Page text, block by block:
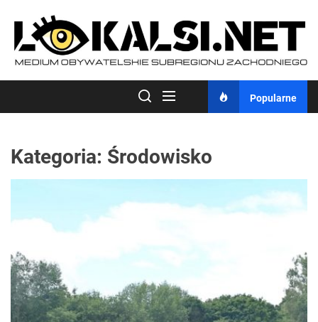
content
Popularne
Kategoria: Środowisko